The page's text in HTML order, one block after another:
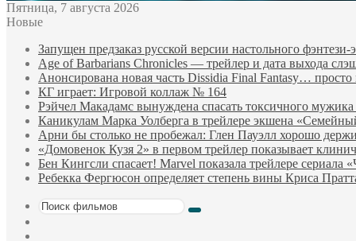
Пятница, 7 августа 2026
Новые
Запущен предзаказ русской версии настольного
Age of Barbarians Chronicles — трейлер и дата выхода
Анонсирована новая часть Dissidia Final Fantasy…
КГ играет: Игровой коллаж № 164
Рэйчел Макадамс вынуждена спасать токсичного
Каникулам Марка Уолберга в трейлере экшена
Арни бы столько не пробежал: Глен Пауэлл хорошо
«Домовенок Кузя 2» в первом трейлер показывает
Бен Кингсли спасает! Marvel показала трейлере сериала
Ребекка Фергюсон определяет степень вины Криса
Поиск